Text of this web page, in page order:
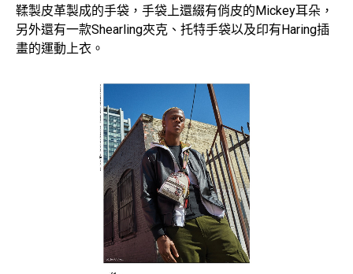
鞣製皮革製成的手袋，手袋上還綴有俏皮的Mickey耳朵，
另外還有一款Shearling夾克、托特手袋以及印有Haring插
畫的運動上衣。